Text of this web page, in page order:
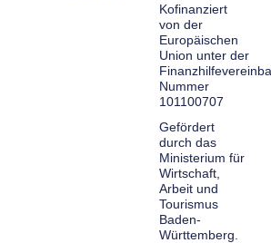
Kofinanziert
von der
Europäischen
Union unter der
Nummer
101100707
Gefördert
durch das
Ministerium für
Wirtschaft,
Arbeit und
Tourismus
Baden-
Württemberg.